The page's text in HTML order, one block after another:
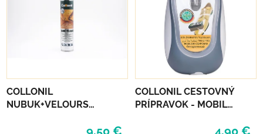
COLLONIL
NUBUK+VELOURS
9,50 €
COLLONIL CESTOVNÝ
PRÍPRAVOK - MOBIL
4,90 €